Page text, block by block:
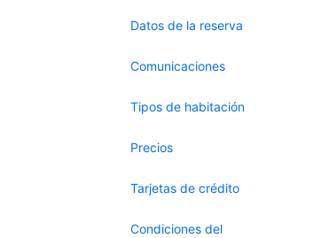
Datos de la reserva
Comunicaciones
Tipos de habitación
Precios
Tarjetas de crédito
Condiciones del